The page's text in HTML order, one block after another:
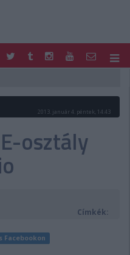
MOTOR
SHOP
TIPPJÁTÉK
PONTÁLLÁSOK
2013. január 4. péntek, 14:43
osztály
Címkék:
Facebookon